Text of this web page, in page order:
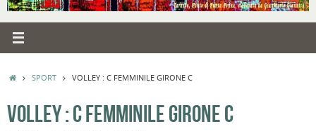
HOMESPORT VOLLEY : C FEMMINILE GIRONE C
VOLLEY : C FEMMINILE GIRONE C